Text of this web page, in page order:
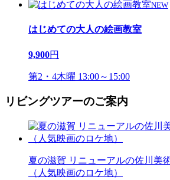
NEW
はじめての大人の絵画教室
9,900円
第2・4木曜 13:00～15:00
リビングツアーのご案内
夏の滋賀 リニューアルの佐川美
（人気映画のロケ地）